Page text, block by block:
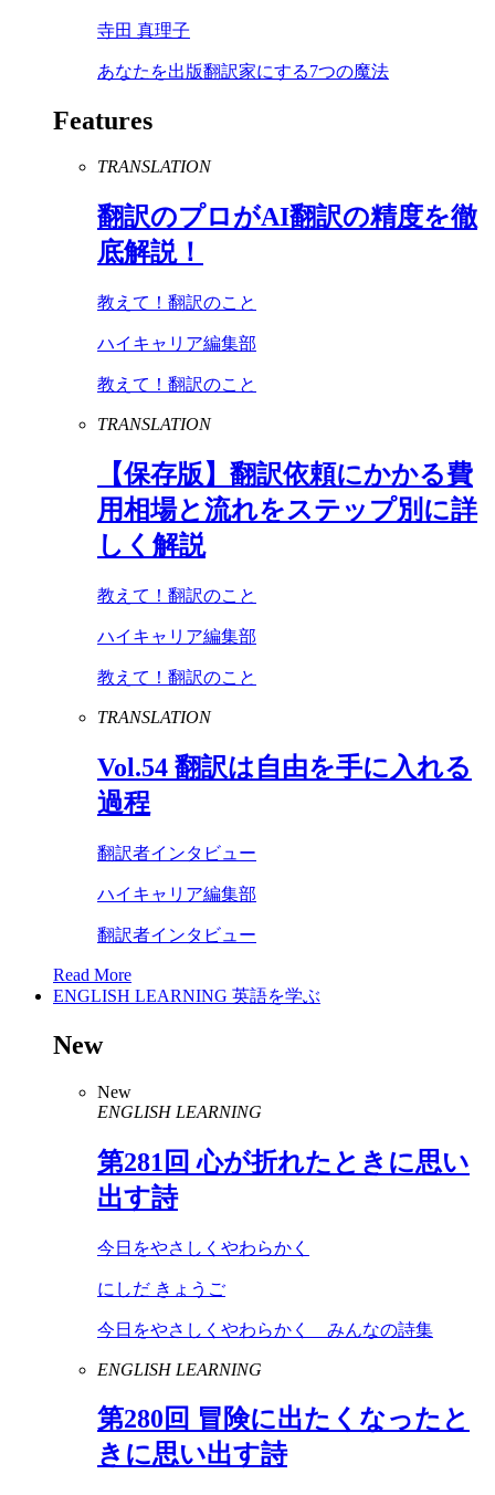
寺田 真理子
あなたを出版翻訳家にする7つの魔法
Features
TRANSLATION
翻訳のプロがAI翻訳の精度を徹
底解説！
教えて！翻訳のこと
ハイキャリア編集部
教えて！翻訳のこと
TRANSLATION
【保存版】翻訳依頼にかかる費
用相場と流れをステップ別に詳
しく解説
教えて！翻訳のこと
ハイキャリア編集部
教えて！翻訳のこと
TRANSLATION
Vol.54 翻訳は自由を手に入れる
過程
翻訳者インタビュー
ハイキャリア編集部
翻訳者インタビュー
Read More
ENGLISH LEARNING 英語を学ぶ
New
New
ENGLISH LEARNING
第281 回 心が折れたときに思い
出す詩
今日をやさしくやわらかく
にしだ きょうご
今日をやさしくやわらかく みんなの詩集
ENGLISH LEARNING
第280回 冒険に出たくなったと
きに思い出す詩